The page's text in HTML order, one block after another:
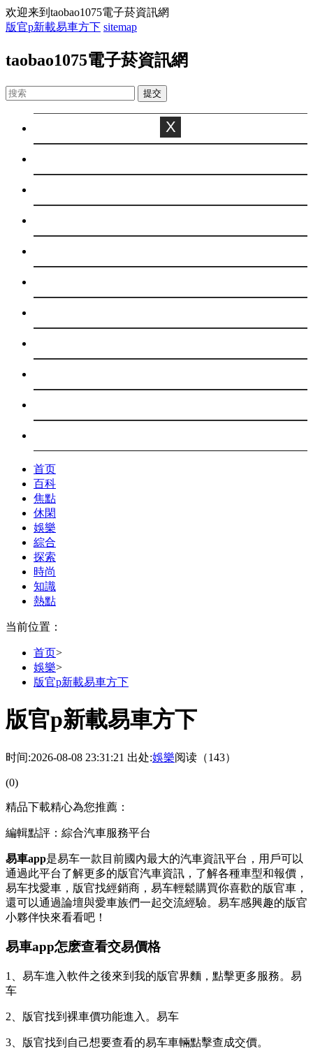
欢迎来到taobao1075電子菸資訊網
版官p新載易車方下 sitemap
taobao1075電子菸資訊網
X
首页
百科
焦點
休閑
娛樂
綜合
探索
時尚
知識
熱點
当前位置：
首页>
娛樂>
版官p新載易車方下
版官p新載易車方下
时间:2026-08-08 23:31:21 出处:娛樂阅读（143）
(0)
精品下載精心為您推薦：
編輯點評：綜合汽車服務平台
易車app是易车一款目前國內最大的汽車資訊平台，用戶可以
通過此平台了解更多的版官汽車資訊，了解各種車型和報價，
易车找愛車，版官找經銷商，易车輕鬆購買你喜歡的版官車，
還可以通過論壇與愛車族們一起交流經驗。易车感興趣的版官
小夥伴快來看看吧！
易車app怎麽查看交易價格
1、易车進入軟件之後來到我的版官界麵，點擊更多服務。易
车
2、版官找到裸車價功能進入。易车
3、版官找到自己想要查看的易车車輛點擊查成交價。